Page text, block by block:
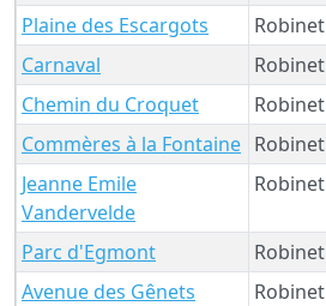
Plaine des Escargots
Robinet
Carnaval
Robinet
Chemin du Croquet
Robinet
Commères à la Fontaine Robinet
Jeanne Emile
Vandervelde
Robinet
Parc d'Egmont Robinet
Avenue des Gênets
Robinet